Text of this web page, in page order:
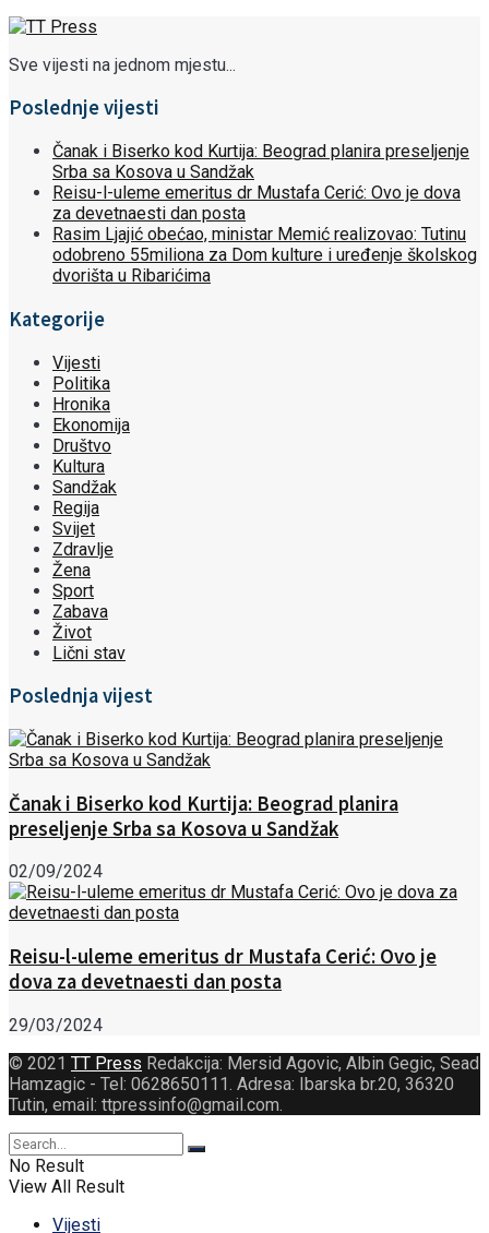
Sve vijesti na jednom mjestu...
Poslednje vijesti
Čanak i Biserko kod Kurtija: Beograd planira preseljenje
Srba sa Kosova u Sandžak
Reisu-l-uleme emeritus dr Mustafa Cerić: Ovo je dova
za devetnaesti dan posta
Rasim Ljajić obećao, ministar Memić realizovao: Tutinu
odobreno 55miliona za Dom kulture i uređenje školskog
dvorišta u Ribarićima
Kategorije
Vijesti
Politika
Hronika
Ekonomija
Društvo
Kultura
Sandžak
Regija
Svijet
Zdravlje
Žena
Sport
Zabava
Život
Lični stav
Poslednja vijest
Čanak i Biserko kod Kurtija: Beograd planira
preseljenje Srba sa Kosova u Sandžak
02/09/2024
Reisu-l-uleme emeritus dr Mustafa Cerić: Ovo je
dova za devetnaesti dan posta
29/03/2024
© 2021 TT Press Redakcija: Mersid Agovic, Albin Gegic, Sead
Hamzagic - Tel: 0628650111. Adresa: Ibarska br.20, 36320
Tutin, email: ttpressinfo@gmail.com.
No Result
View All Result
Vijesti